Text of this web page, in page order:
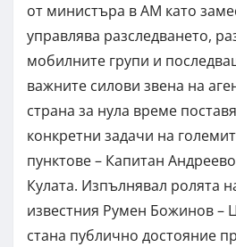
от министъра в АМ като
управлява разследването,
мобилните групи и
важните силови звена на
страна за нула време
конкретни задачи на
пунктове – Капитан
Кулата. Изпълнявал ролята
известния Румен Божинов –
стана публично достояние